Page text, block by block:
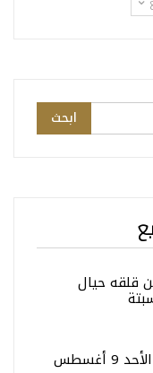
قلقه حيال
توقعـات الأبراج اليوم الأحد 9 أغسطس